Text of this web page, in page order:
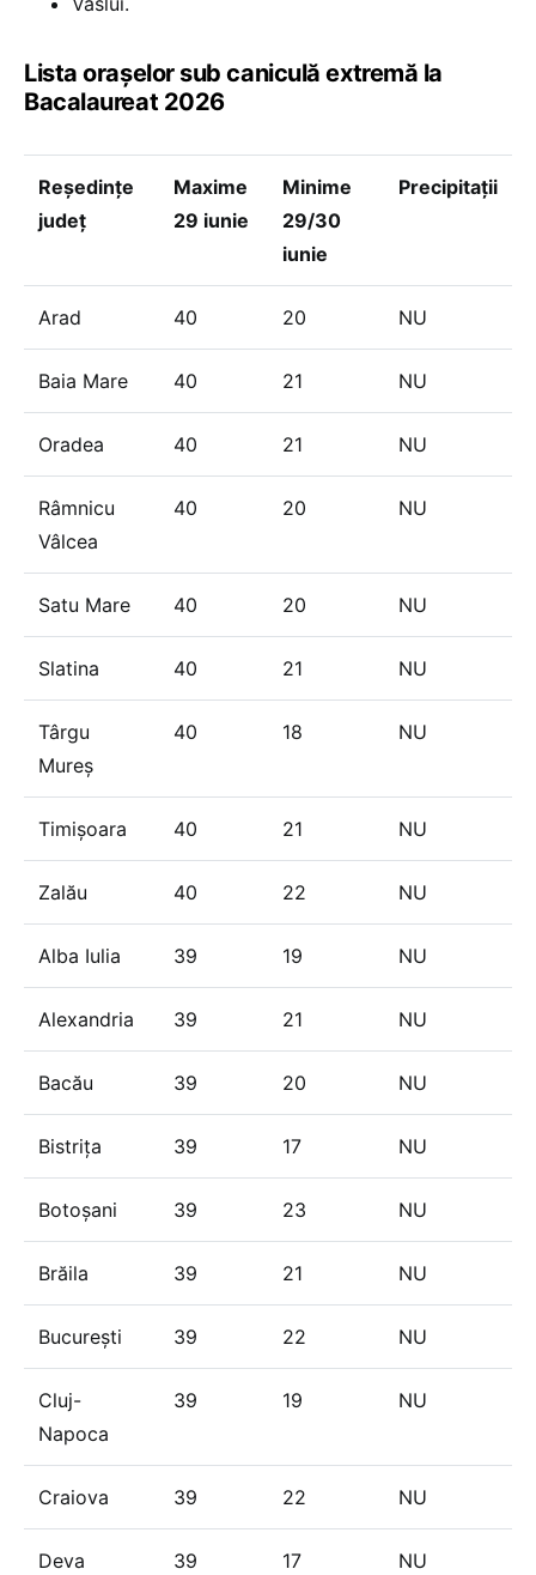
Lista orașelor sub caniculă extremă la
Bacalaureat 2026
Reședințe
județ
Maxime
29 iunie
Minime
29/30
iunie
Precipitații
Arad 40 20 NU
Baia Mare 40 21 NU
Oradea 40 21 NU
Râmnicu
Vâlcea
40 20 NU
Satu Mare 40 20 NU
Slatina 40 21 NU
Târgu
Mureș
40 18 NU
Timișoara 40 21 NU
Zalău 40 22 NU
Alba Iulia 39 19 NU
Alexandria 39 21 NU
Bacău 39 20 NU
Bistrița 39 17 NU
Botoșani 39 23 NU
Brăila 39 21 NU
București 39 22 NU
Cluj-
Napoca
39 19 NU
Craiova 39 22 NU
Deva 39 17 NU